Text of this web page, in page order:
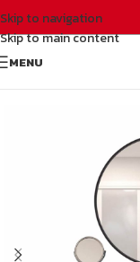
Skip to navigation
Skip to main content
MENU